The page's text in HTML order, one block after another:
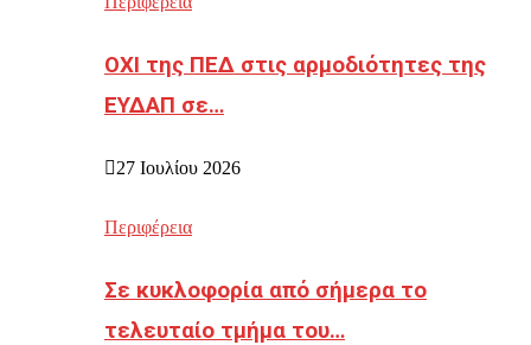
ΟΧΙ της ΠΕΔ στις αρμοδιότητες της
ΕΥΔΑΠ σε…
27 Ιουλίου 2026
Περιφέρεια
Σε κυκλοφορία από σήμερα το
τελευταίο τμήμα του…